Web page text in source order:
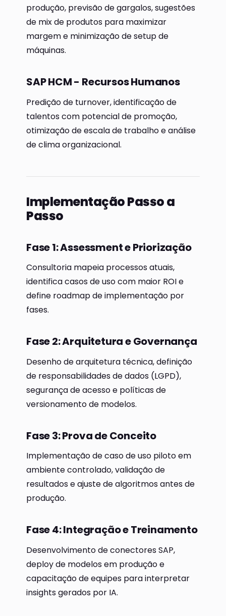
produção, previsão de gargalos, sugestões
de mix de produtos para maximizar
margem e minimização de setup de
máquinas.
SAP HCM - Recursos Humanos
Predição de turnover, identificação de
talentos com potencial de promoção,
otimização de escala de trabalho e análise
de clima organizacional.
Implementação Passo a
Passo
Fase 1: Assessment e Priorização
Consultoria mapeia processos atuais,
identifica casos de uso com maior ROI e
define roadmap de implementação por
fases.
Fase 2: Arquitetura e Governança
Desenho de arquitetura técnica, definição
de responsabilidades de dados (LGPD),
segurança de acesso e políticas de
versionamento de modelos.
Fase 3: Prova de Conceito
Implementação de caso de uso piloto em
ambiente controlado, validação de
resultados e ajuste de algoritmos antes de
produção.
Fase 4: Integração e Treinamento
Desenvolvimento de conectores SAP,
deploy de modelos em produção e
capacitação de equipes para interpretar
insights gerados por IA.